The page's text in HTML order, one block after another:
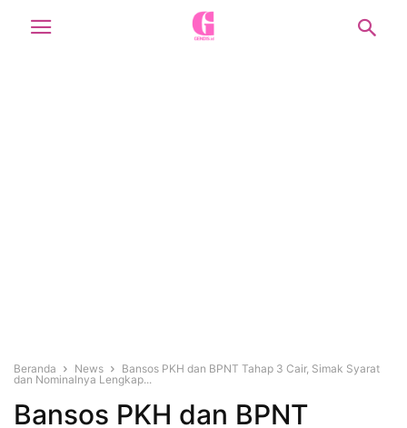
Beranda News
Bansos PKH dan BPNT Tahap 3 Cair, Simak Syarat
dan Nominalnya Lengkap...
Bansos PKH dan BPNT